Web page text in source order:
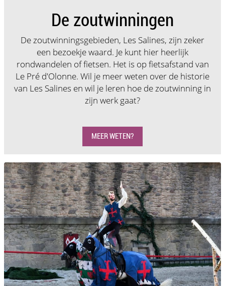
De zoutwinningen
De zoutwinningsgebieden, Les Salines, zijn zeker
een bezoekje waard. Je kunt hier heerlijk
rondwandelen of fietsen. Het is op fietsafstand van
Le Pré d'Olonne. Wil je meer weten over de historie
van Les Salines en wil je leren hoe de zoutwinning in
zijn werk gaat?
MEER WETEN?